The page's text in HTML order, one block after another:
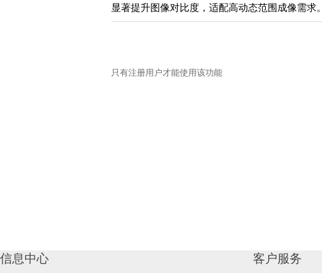
显著提升图像对比度，适配高动态范围成像需求。
只有注册用户才能使用该功能
信息中心 客户服务